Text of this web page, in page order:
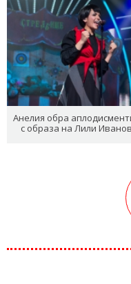
Анелия обра
с образа на Лили